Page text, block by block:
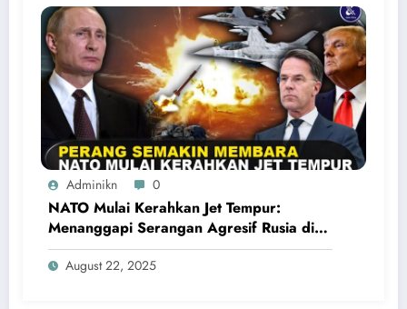
Adminikn 0
NATO Mulai Kerahkan Jet Tempur:
Menanggapi Serangan Agresif Rusia di
Ukraina
August 22, 2025